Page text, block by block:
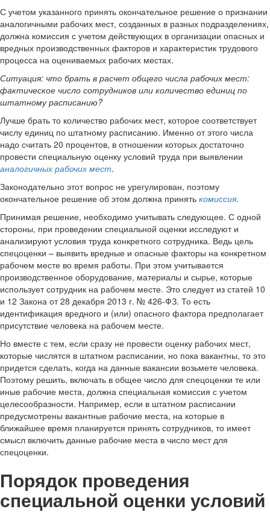
С учетом указанного принять окончательное решение о признании
аналогичными рабочих мест, созданных в разных подразделениях,
должна комиссия с учетом действующих в организации опасных и
вредных производственных факторов и характеристик трудового
процесса на оцениваемых рабочих местах.
Ситуация: что брать в расчет общего числа рабочих мест:
фактическое число сотрудников или количество единиц по
штатному расписанию?
Лучше брать то количество рабочих мест, которое соответствует
числу единиц по штатному расписанию. Именно от этого числа
надо считать 20 процентов, в отношении которых достаточно
провести специальную оценку условий труда при выявлении
аналогичных рабочих мест.
Законодательно этот вопрос не урегулирован, поэтому
окончательное решение об этом должна принять комиссия.
Принимая решение, необходимо учитывать следующее. С одной
стороны, при проведении специальной оценки исследуют и
анализируют условия труда конкретного сотрудника. Ведь цель
спецоценки – выявить вредные и опасные факторы на конкретном
рабочем месте во время работы. При этом учитывается
производственное оборудование, материалы и сырье, которые
использует сотрудник на рабочем месте. Это следует из статей 10
и 12 Закона от 28 декабря 2013 г. № 426-ФЗ. То есть
идентификация вредного и (или) опасного фактора предполагает
присутствие человека на рабочем месте.
Но вместе с тем, если сразу не провести оценку рабочих мест,
которые числятся в штатном расписании, но пока вакантны, то это
придется сделать, когда на данные вакансии возьмете человека.
Поэтому решить, включать в общее число для спецоценки те или
иные рабочие места, должна специальная комиссия с учетом
целесообразности. Например, если в штатном расписании
предусмотрены вакантные рабочие места, на которые в
ближайшее время планируется принять сотрудников, то имеет
смысл включить данные рабочие места в число мест для
спецоценки.
Порядок проведения
специальной оценки условий